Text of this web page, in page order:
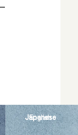
English
Japanese